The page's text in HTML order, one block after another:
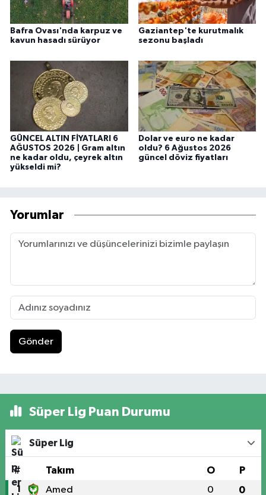
Bafra Ovası'nda karpuz ve
kavun hasadı sürüyor
Gaziantep'te kurutmalık
sezonu başladı
GÜNCEL ALTIN FİYATLARI 6
AĞUSTOS 2026 | Gram altın
ne kadar oldu, çeyrek altın
yükseldi mi?
Dolar ve euro ne kadar
oldu? 6 Ağustos 2026
güncel döviz fiyatları
Yorumlar
Gönder
Süper Lig Puan Durumu
Süper Lig
# Takım O P
1 Amed 0 0